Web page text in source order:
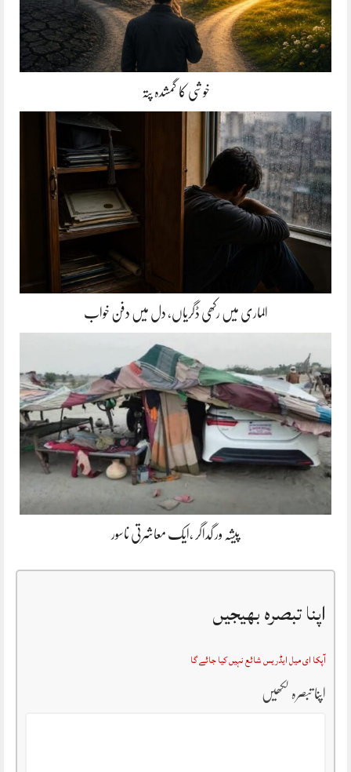
خوشی کا گمشدہ پتہ
الماری میں رکھی ڈگریاں، دل میں دفن خواب
پیشہ ور گداگر ،ایک معاشرتی ناسور
اپنا تبصرہ بھیجیں
آپکا ای میل ایڈریس شائع نہیں کیا جائے گا
اپنا تبصرہ لکھیں